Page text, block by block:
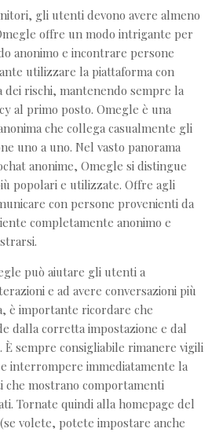
gli utenti devono avere almeno
offre un modo intrigante per
anonimo e incontrare persone
utilizzare la piattaforma con
dei rischi, mantenendo sempre la
al primo posto. Omegle è una
che collega casualmente gli
uno a uno. Nel vasto panorama
anonime, Omegle si distingue
popolari e utilizzate. Offre agli
con persone provenienti da
completamente anonimo e
può aiutare gli utenti a
e ad avere conversazioni più
è importante ricordare che
dalla corretta impostazione e dal
sempre consigliabile rimanere vigili
interrompere immediatamente la
che mostrano comportamenti
Tornate quindi alla homepage del
volete, potete impostare anche